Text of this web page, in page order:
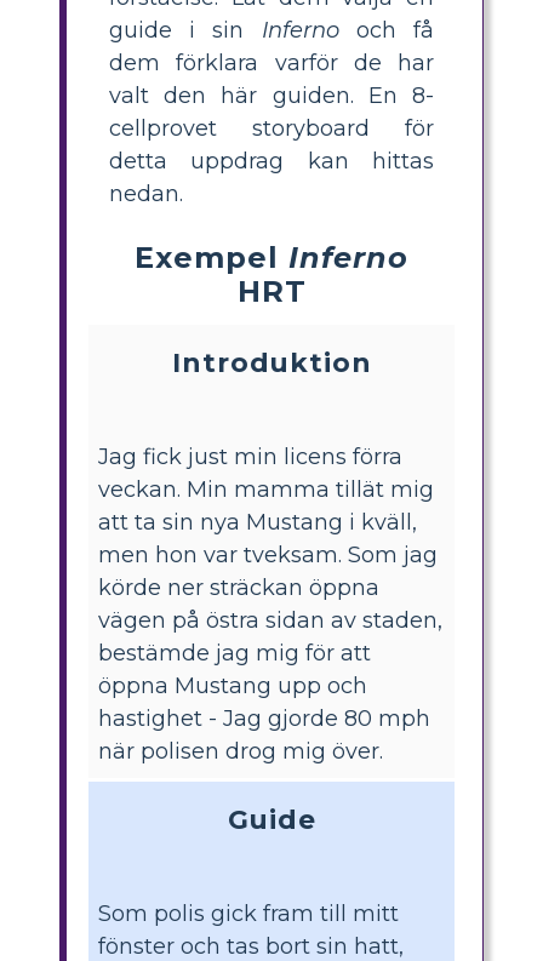
guide i sin Infernooch få
dem förklara varför de har
valt den här guiden. En 8-
cellprovet storyboard för
detta uppdrag kan hittas
nedan.
Exempel Inferno
HRT
Introduktion
Jag fick just min licens förra
veckan. Min mamma tillät mig
att ta sin nya Mustang i kväll,
men hon var tveksam. Som jag
körde ner sträckan öppna
vägen på östra sidan av staden,
bestämde jag mig för att
öppna Mustang upp och
hastighet - Jag gjorde 80 mph
när polisen drog mig över.
Guide
Som polis gick fram till mitt
fönster och tas bort sin hatt,